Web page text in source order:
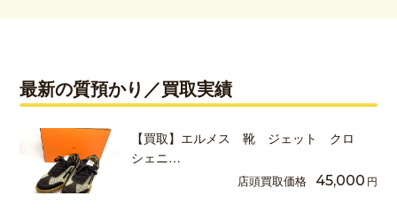
最新の質預かり／買取実績
【買取】エルメス 靴 ジェット クロ
シェニ…
店頭買取価格 45,000 円